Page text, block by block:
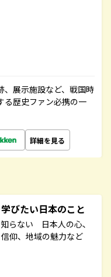
、展示施設など、戦国時
る歴史ファン必携の一
詳細を見る
びたい日本のこと
らない 日本人の心、
仰、地域の魅力など